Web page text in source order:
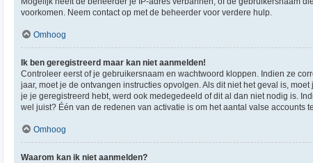
voorkomen. Neem contact op met de beheerder voor verdere hulp.
Omhoog
Ik ben geregistreerd maar kan niet aanmelden!
Controleer eerst of je gebruikersnaam en wachtwoord kloppen. Indien ze
jaar, moet je de ontvangen instructies opvolgen. Als dit niet het geval is,
je je geregistreerd hebt, werd ook medegedeeld of dit al dan niet nodig is.
wel juist? Één van de redenen van activatie is om het aantal valse accounts
Omhoog
Waarom kan ik niet aanmelden?